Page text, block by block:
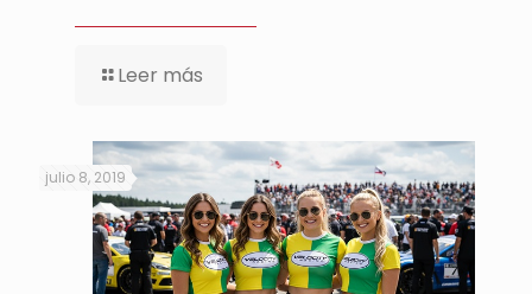
Leer más
julio 8, 2019